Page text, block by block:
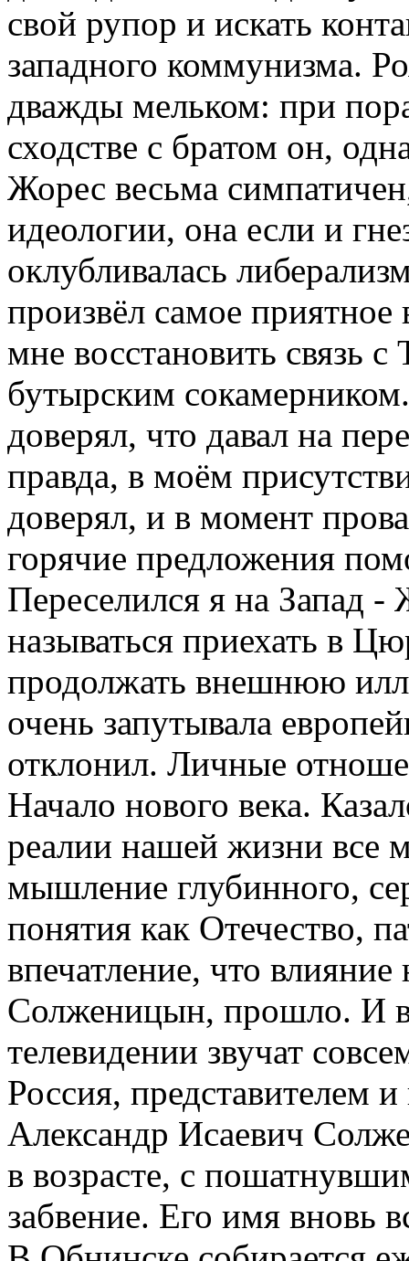
свой рупор и искать
западного коммунизма.
дважды мельком: при
сходстве с братом он,
Жорес весьма
идеологии, она если и
оклубливалась
произвёл самое
мне восстановить связь
бутырским
доверял, что давал на
правда, в моём
доверял, и в момент
горячие предложения
Переселился я на Запад -
называться приехать в
продолжать внешнюю
очень запутывала
отклонил. Личные
Начало нового века.
реалии нашей жизни все
мышление глубинного,
понятия как Отечество,
впечатление, что
Солженицын, прошло. И в
телевидении звучат
Россия, представителем
Александр Исаевич
в возрасте, с
забвение. Его имя вновь